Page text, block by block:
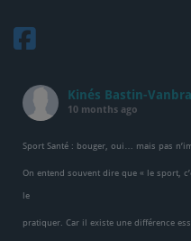
Kinés Bastin-
10 months ago
Sport Santé : bouger, oui… mais pas
On entend souvent dire que « le sport,
le
pratiquer. Car il existe une différence